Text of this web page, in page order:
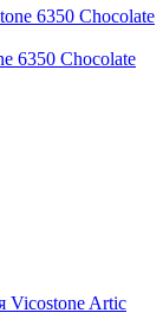
6350 Chocolate